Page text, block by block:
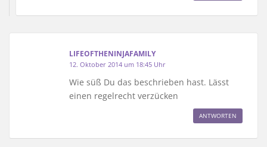
LIFEOFTHENINJAFAMILY
12. Oktober 2014 um 18:45 Uhr
Wie süß Du das beschrieben hast. Lässt
einen regelrecht verzücken
ANTWORTEN